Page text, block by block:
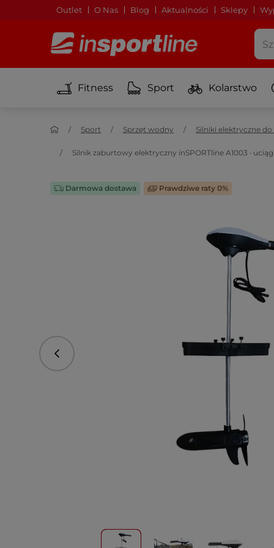
Outlet O Nas Blog Aktualności Sklepy
Fitness Sport Kolarstwo
Sport Sprzęt wodny Silniki elektryczne do
Silnik zaburtowy elektryczny inSPORTline A1003 ∙
Darmowa dostawa Prawdziwe raty 0%
Poprzedni